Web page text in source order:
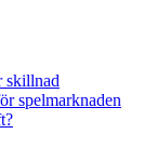
skillnad
spelmarknaden